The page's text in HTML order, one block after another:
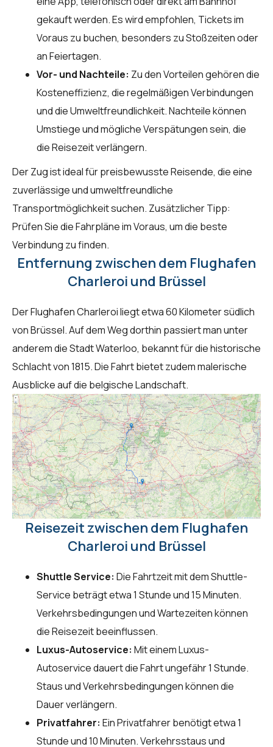
gekauft werden. Es wird empfohlen, Tickets im
Voraus zu buchen, besonders zu Stoßzeiten oder
an Feiertagen.
Vor- und Nachteile: Zu den Vorteilen gehören die
Kosteneffizienz, die regelmäßigen Verbindungen
und die Umweltfreundlichkeit. Nachteile können
Umstiege und mögliche Verspätungen sein, die
die Reisezeit verlängern.
Der Zug ist ideal für preisbewusste Reisende, die eine
zuverlässige und umweltfreundliche
Transportmöglichkeit suchen. Zusätzlicher Tipp:
Prüfen Sie die Fahrpläne im Voraus, um die beste
Verbindung zu finden.
Entfernung zwischen dem Flughafen
Charleroi und Brüssel
Der Flughafen Charleroi liegt etwa 60 Kilometer südlich
von Brüssel. Auf dem Weg dorthin passiert man unter
anderem die Stadt Waterloo, bekannt für die historische
Schlacht von 1815. Die Fahrt bietet zudem malerische
Ausblicke auf die belgische Landschaft.
Reisezeit zwischen dem Flughafen
Charleroi und Brüssel
Shuttle Service: Die Fahrtzeit mit dem Shuttle-
Service beträgt etwa 1 Stunde und 15 Minuten.
Verkehrsbedingungen und Wartezeiten können
die Reisezeit beeinflussen.
Luxus-Autoservice: Mit einem Luxus-
Autoservice dauert die Fahrt ungefähr 1 Stunde.
Staus und Verkehrsbedingungen können die
Dauer verlängern.
Privatfahrer: Ein Privatfahrer benötigt etwa 1
Stunde und 10 Minuten. Verkehrsstaus und